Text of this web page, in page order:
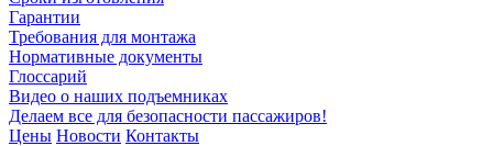
Гарантии
Требования для монтажа
Нормативные документы
Глоссарий
Видео о наших подъемниках
Делаем все для безопасности пассажиров!
Цены Новости Контакты